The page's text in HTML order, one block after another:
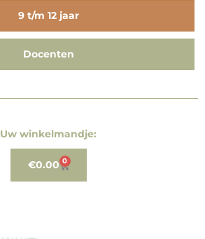
9 t/m 12 jaar
Docenten
Uw winkelmandje:
€0.00 0